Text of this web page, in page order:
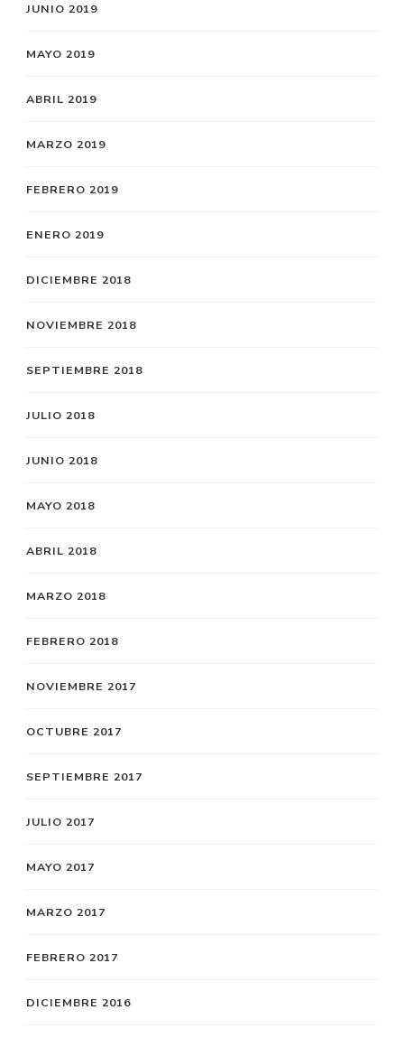
JUNIO 2019
MAYO 2019
ABRIL 2019
MARZO 2019
FEBRERO 2019
ENERO 2019
DICIEMBRE 2018
NOVIEMBRE 2018
SEPTIEMBRE 2018
JULIO 2018
JUNIO 2018
MAYO 2018
ABRIL 2018
MARZO 2018
FEBRERO 2018
NOVIEMBRE 2017
OCTUBRE 2017
SEPTIEMBRE 2017
JULIO 2017
MAYO 2017
MARZO 2017
FEBRERO 2017
DICIEMBRE 2016